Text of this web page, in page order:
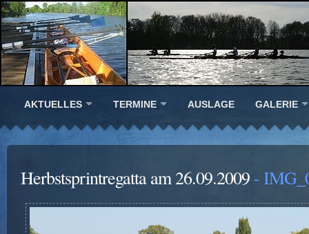
AKTUELLES TERMINE AUSLAGE GALERIE
Herbstsprintregatta am 26.09.2009 -